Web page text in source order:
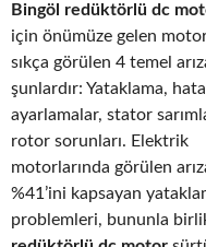
Bingöl redüktörlü dc
için önümüze gelen
sıkça görülen 4 temel
şunlardır: Yataklama,
ayarlamalar, stator
rotor sorunları. Elektrik
motorlarında görülen
%41’ini kapsayan
problemleri, bununla